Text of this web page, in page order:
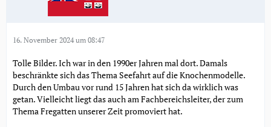
16. November 2024 um 08:47
Tolle Bilder. Ich war in den 1990er Jahren mal dort. Damals
beschränkte sich das Thema Seefahrt auf die Knochenmodelle.
Durch den Umbau vor rund 15 Jahren hat sich da wirklich was
getan. Vielleicht liegt das auch am Fachbereichsleiter, der zum
Thema Fregatten unserer Zeit promoviert hat.